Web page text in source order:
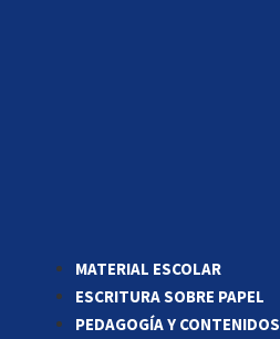
MATERIAL ESCOLAR
ESCRITURA SOBRE PAPEL
PEDAGOGÍA Y CONTENIDOS